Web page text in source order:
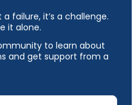
failure, it’s a challenge.
it alone.
to learn about
and get support from a